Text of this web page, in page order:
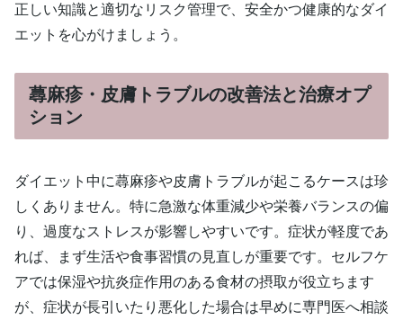
正しい知識と適切なリスク管理で、安全かつ健康的なダイ
エットを心がけましょう。
蕁麻疹・皮膚トラブルの改善法と治療オプ
ション
ダイエット中に蕁麻疹や皮膚トラブルが起こるケースは珍
しくありません。特に急激な体重減少や栄養バランスの偏
り、過度なストレスが影響しやすいです。症状が軽度であ
れば、まず生活や食事習慣の見直しが重要です。セルフケ
アでは保湿や抗炎症作用のある食材の摂取が役立ちます
が、症状が長引いたり悪化した場合は早めに専門医へ相談